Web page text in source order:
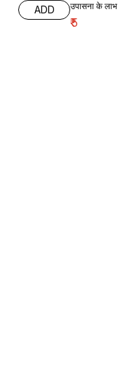
ADD उपासना के लाभ
₹5